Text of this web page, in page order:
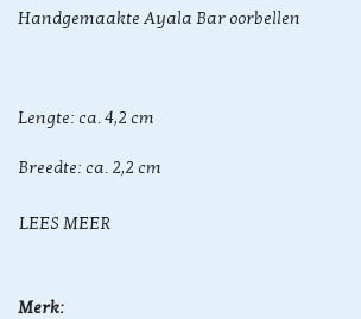
Handgemaakte Ayala Bar oorbellen
Lengte: ca. 4,2 cm
Breedte: ca. 2,2 cm
LEES MEER
Merk: